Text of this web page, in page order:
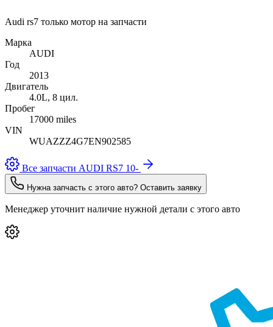
Audi rs7 только мотор на запчасти
Марка
AUDI
Год
2013
Двигатель
4.0L, 8 цил.
Пробег
17000 miles
VIN
WUAZZZ4G7EN902585
Все запчасти AUDI RS7 10-
Нужна запчасть с этого авто? Оставить заявку
Менеджер уточнит наличие нужной детали с этого авто